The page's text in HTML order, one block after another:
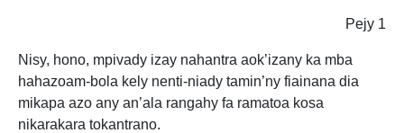
Pejy 1
Nisy, hono, mpivady izay nahantra aok’izany ka mba
hahazoam-bola kely nenti-niady tamin’ny fiainana dia
mikapa azo any an’ala rangahy fa ramatoa kosa
nikarakara tokantrano.